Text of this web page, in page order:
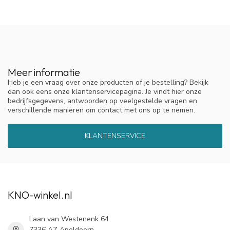
combinatie met andere geneesmiddelen
Er zijn geen interacties met andere geneesmiddelen bekend.
Informeer uw arts of apotheker wanneer u andere
geneesmiddelen gebruikt of kort geleden heeft gebruikt.
Hoe wordt A.Vogel Echinaforce druppels
gebruikt?
3-5 keer daags 20-25 druppels in wat water innemen.
Als de klachten verergeren
Meer informatie
Heb je een vraag over onze producten of je bestelling? Bekijk
dan ook eens onze klantenservicepagina. Je vindt hier onze
bedrijfsgegevens, antwoorden op veelgestelde vragen en
verschillende manieren om contact met ons op te nemen.
KLANTENSERVICE
KNO-winkel.nl
Laan van Westenenk 64